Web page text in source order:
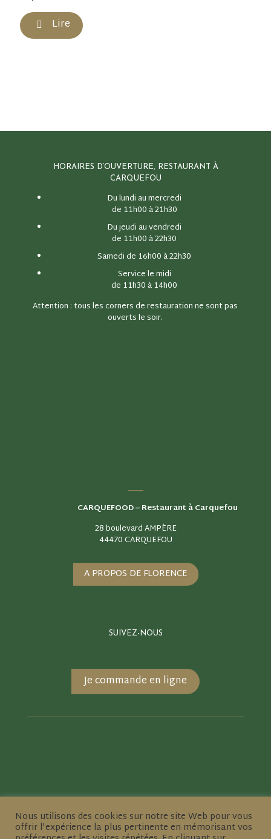
Lire
HORAIRES D’OUVERTURE, RESTAURANT À
CARQUEFOU
Du lundi au mercredi
de 11h00 à 21h30
Du jeudi au vendredi
de 11h00 à 22h30
Samedi de 16h00 à 22h30
Service le midi
de 11h30 à 14h00
Attention : tous les corners de restauration ne sont pas
ouverts le soir.
CARQUEFOOD –Restaurant à Carquefou
28 boulevard AMPÈRE
44470 CARQUEFOU
A PROPOS DE FLORENCE
SUIVEZ-NOUS
Je commande en ligne
Nous utilisons des cookies sur notre site Web pour vous
offrir l'expérience la plus pertinente en mémorisant vos